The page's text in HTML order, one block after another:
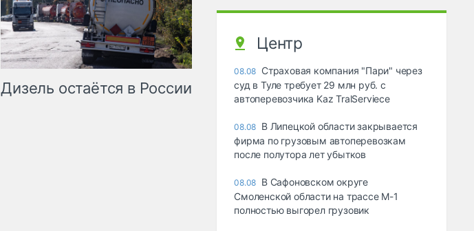
Дизель остаётся в России
Центр
08.08 Страховая компания "Пари" через
суд в Туле требует 29 млн руб. с
автоперевозчика Kaz TralServiece
08.08 В Липецкой области закрывается
фирма по грузовым автоперевозкам
после полутора лет убытков
08.08 В Сафоновском округе
Смоленской области на трассе М-1
полностью выгорел грузовик